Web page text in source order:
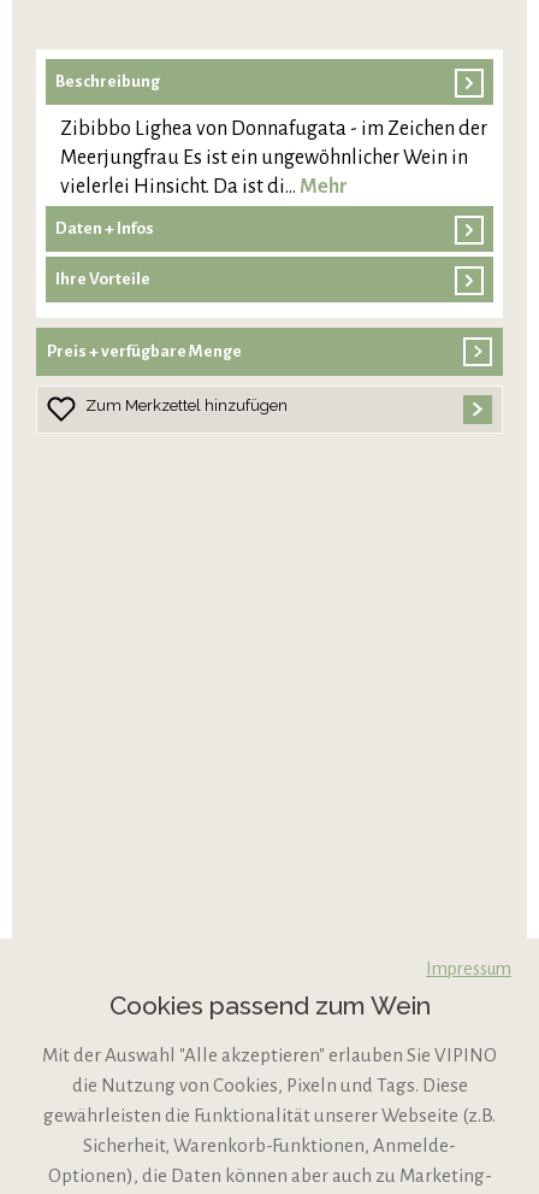
Beschreibung
Zibibbo Lighea von Donnafugata - im Zeichen der
Meerjungfrau Es ist ein ungewöhnlicher Wein in
vielerlei Hinsicht. Da ist di… Mehr
Daten + Infos
Ihre Vorteile
Preis + verfügbare Menge
Zum Merkzettel hinzufügen
VIPINO Service
Impressum
Cookies passend zum Wein
Mit der Auswahl "Alle akzeptieren" erlauben Sie VIPINO
die Nutzung von Cookies, Pixeln und Tags. Diese
gewährleisten die Funktionalität unserer Webseite (z.B.
Sicherheit, Warenkorb-Funktionen, Anmelde-
Optionen), die Daten können aber auch zu Marketing-